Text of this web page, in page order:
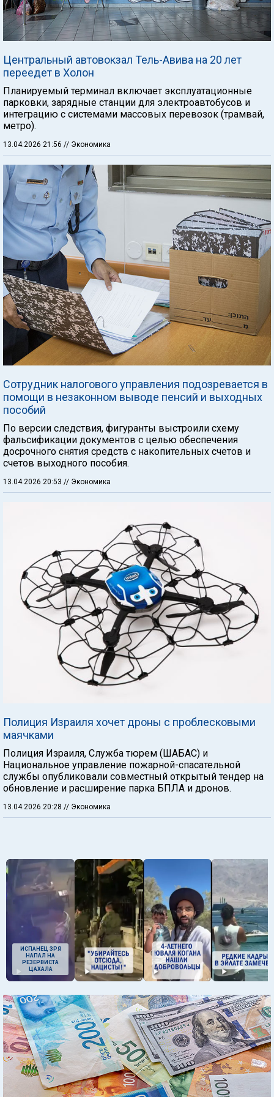
Центральный автовокзал Тель-Авива на 20 лет
переедет в Холон
Планируемый терминал включает эксплуатационные
парковки, зарядные станции для электроавтобусов и
интеграцию с системами массовых перевозок (трамвай,
метро).
13.04.2026 21:56 // Экономика
Сотрудник налогового управления подозревается в
помощи в незаконном выводе пенсий и выходных
пособий
По версии следствия, фигуранты выстроили схему
фальсификации документов с целью обеспечения
досрочного снятия средств с накопительных счетов и
счетов выходного пособия.
13.04.2026 20:53 // Экономика
Полиция Израиля хочет дроны с проблесковыми
маячками
Полиция Израиля, Служба тюрем (ШАБАС) и
Национальное управление пожарной-спасательной
службы опубликовали совместный открытый тендер на
обновление и расширение парка БПЛА и дронов.
13.04.2026 20:28 // Экономика
ИСПАНЕЦ ЗРЯ
НАПАЛ НА
РЕЗЕРВИСТА
ЦАХАЛА